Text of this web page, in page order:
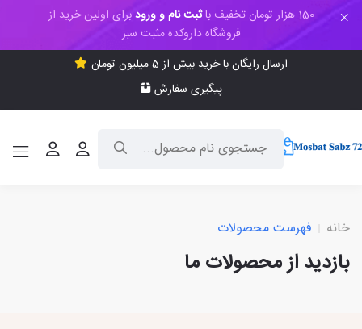
150 هزار تومان تخفیف با ثبت نام و ورودبرای اولین خرید از
فروشگاه داروکده مثبت سبز
ارسال رایگان با خرید بیش از 5 میلیون تومان
پیگیری سفارش
خانه فهرست محصولات
بازدید از محصولات ما